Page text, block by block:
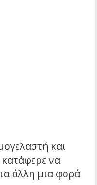
και
να
άλλη μια φορά.